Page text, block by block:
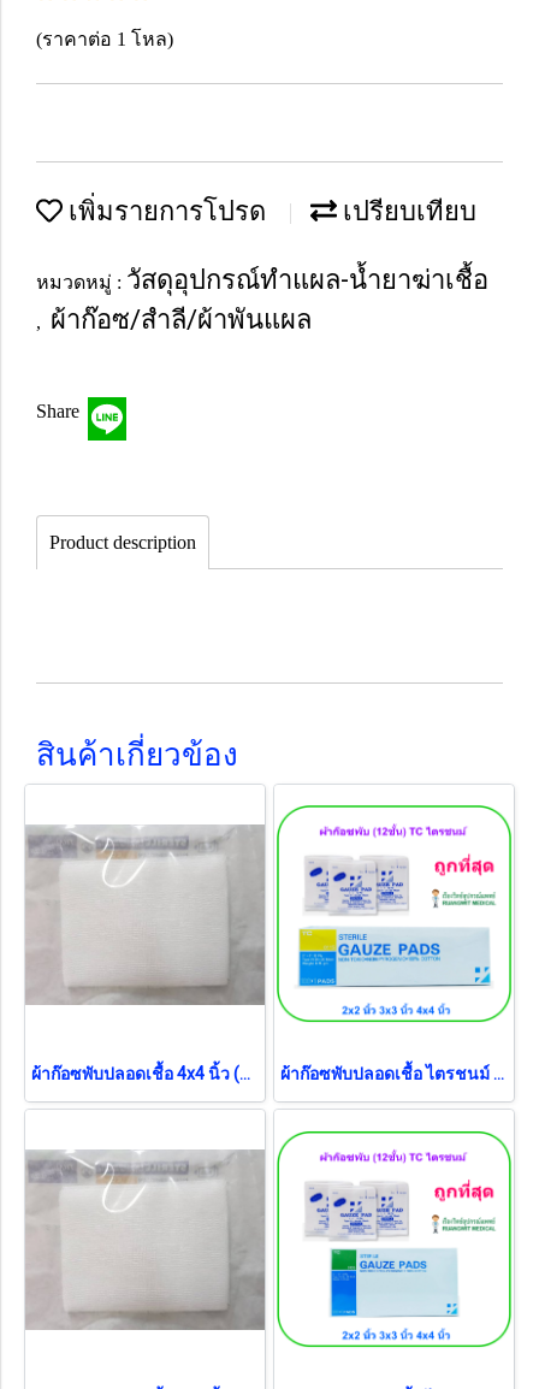
(ราคาต่อ 1 โหล)
เพิ่มรายการโปรด เปรียบเทียบ
หมวดหมู่ : วัสดุอุปกรณ์ทำแผล-น้ำยาฆ่าเชื้อ
, ผ้าก๊อซ/สำลี/ผ้าพันแผล
Share
Product description
สินค้าเกี่ยวข้อง
ผ้าก๊อซพับปลอดเชื้อ 4x4 นิ้ว (5ชิ้น/ซอง) (Thai Gauze) ผ้าก๊อซพับปลอดเชื้อ ไตรชนม์ 2x2 นิ้ว (100ซอง/กล่อง) (12ชั้น) ยกกล่อง